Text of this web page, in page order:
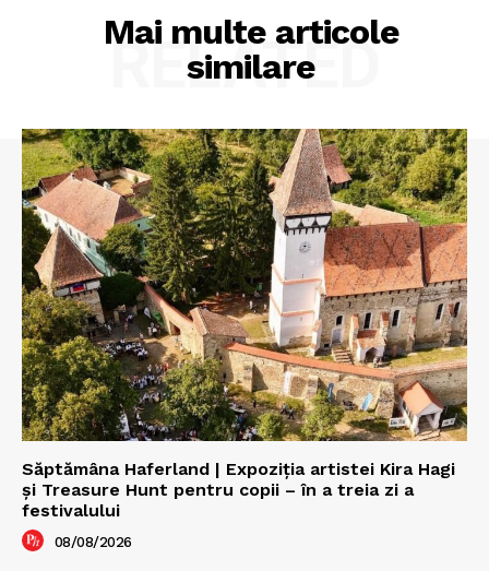
Mai multe articole
similare
RELATED
Săptămâna Haferland | Expoziţia artistei Kira Hagi
şi Treasure Hunt pentru copii – în a treia zi a
festivalului
08/08/2026